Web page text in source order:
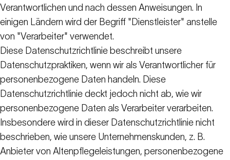
Verantwortlichen und nach dessen Anweisungen. In
einigen Ländern wird der Begriff "Dienstleister" anstelle
von "Verarbeiter" verwendet.
Diese Datenschutzrichtlinie beschreibt unsere
Datenschutzpraktiken, wenn wir als Verantwortlicher für
personenbezogene Daten handeln. Diese
Datenschutzrichtlinie deckt jedoch nicht ab, wie wir
personenbezogene Daten als Verarbeiter verarbeiten.
Insbesondere wird in dieser Datenschutzrichtlinie nicht
beschrieben, wie unsere Unternehmenskunden, z. B.
Anbieter von Altenpflegeleistungen, personenbezogene